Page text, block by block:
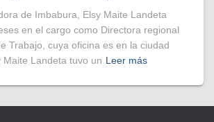
de Imbabura, Elsy Maite Landeta
en el cargo como Directora regional
Trabajo, cuya oficina es en la ciudad
Landeta tuvo un Leer más